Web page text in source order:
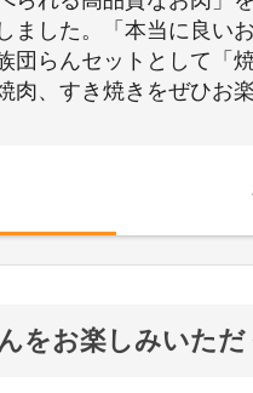
ました。「本当に良い
団らんセットとして「
肉、すき焼きをぜひお
をお楽しみいただ